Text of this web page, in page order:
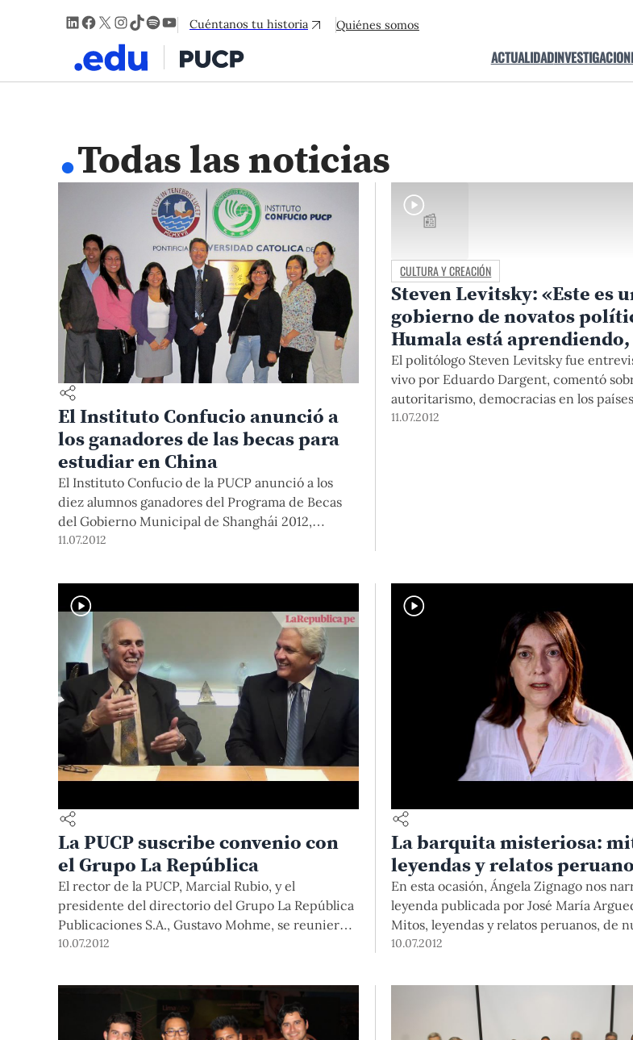
LinkedIn
Facebook
X Instagram
TikTok
Spotify
YouTube
Cuéntanos tu historia Quiénes somos
ACTUALIDAD
.Todas las noticias
El Instituto Confucio anunció a
los ganadores de las becas para
estudiar en China
El Instituto Confucio de la PUCP anunció a los
diez alumnos ganadores del Programa de Becas
del Gobierno Municipal de Shanghái 2012,
quienes estudiarán la lengua y la cultura china
Internacionales de Shanghái (SISU).
11.07.2012
📰
CULTURA Y CREACIÓN
Steven Levitsky: «Este es
gobierno de novatos
Humala está
autogoles y aciertos»
El politólogo Steven Levitsky fue
vivo por Eduardo Dargent, comentó
autoritarismo, democracias en los países
latinoamericanos.
11.07.2012
La PUCP suscribe convenio con
el Grupo La República
El rector de la PUCP, Marcial Rubio, y el
presidente del directorio del Grupo La República
Publicaciones S.A., Gustavo Mohme, se reunieron
el 10 de julio para concretar el convenio marco.
10.07.2012
La barquita misteriosa:
leyendas y relatos
En esta ocasión, Ángela Zignago nos
leyenda publicada por José María
Mitos, leyendas y relatos peruanos, de
costa, sierra y selva.
10.07.2012